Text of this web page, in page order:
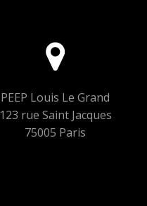
PEEP Louis Le Grand
123 rue Saint Jacques
75005 Paris